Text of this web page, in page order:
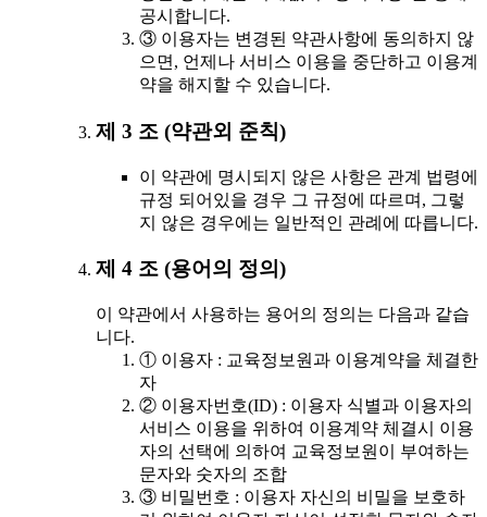
공시합니다.
③ 이용자는 변경된 약관사항에 동의하지 않
으면, 언제나 서비스 이용을 중단하고 이용계
약을 해지할 수 있습니다.
제 3 조 (약관외 준칙)
이 약관에 명시되지 않은 사항은 관계 법령에
규정 되어있을 경우 그 규정에 따르며, 그렇
지 않은 경우에는 일반적인 관례에 따릅니다.
제 4 조 (용어의 정의)
이 약관에서 사용하는 용어의 정의는 다음과 같습
니다.
① 이용자 : 교육정보원과 이용계약을 체결한
자
② 이용자번호(ID) : 이용자 식별과 이용자의
서비스 이용을 위하여 이용계약 체결시 이용
자의 선택에 의하여 교육정보원이 부여하는
문자와 숫자의 조합
③ 비밀번호 : 이용자 자신의 비밀을 보호하